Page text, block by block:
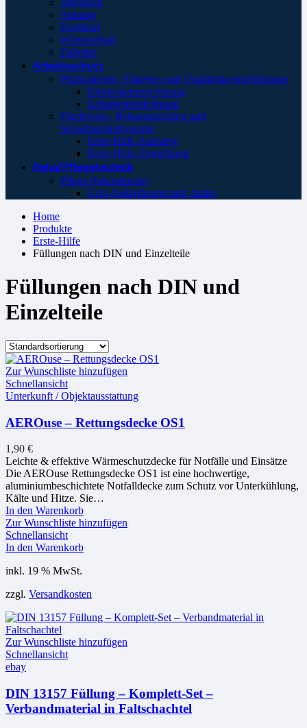
Atemweg
Atmung
Kreislauf
Wärmeerhalt
Zubehör
Arbeitsschutz
Prüfplaketten, Etiketten und Qualitätskennzeichnung
Elektrokennzeichnung
Leiterkennzeichnung
Fluchtweg-, Rettungszeichen und
Sicherheistleitsysteme
Erste-Hilfe-Aushang
Erste-Hilfe-Einrichtung
Reha/Pflegetechnik
Pflege (Inkontinenz)
Urin-/Sekretbeutel und -halter
Home
Produkte
Erste-Hilfe
Füllungen nach DIN und Einzelteile
Füllungen nach DIN und
Einzelteile
Zur Wunschliste hinzufügen
Schnellansicht
Unterkunft / Objektausstattung
AEROuse – Rettungsdecke OS1
1,90 €
Leichte & effektive Wärmeschutzdecke für Notfälle und Einsätze
Die AEROuse Rettungsdecke OS1 ist eine hochwertige,
aluminiumbeschichtete Notfalldecke zum Schutz vor Unterkühlung,
Kälte und Hitze. Sie…
In den Warenkorb
Zur Wunschliste hinzufügen
Schnellansicht
In den Warenkorb
inkl. 19 % MwSt.
zzgl. Versandkosten
Zur Wunschliste hinzufügen
Schnellansicht
ebay
DIN 13157 Füllung – Komplett-Set –
Verbandmaterial in Faltschachtel